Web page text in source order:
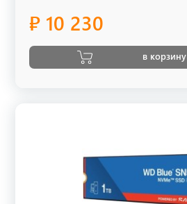
₽ 10 230
в корзину